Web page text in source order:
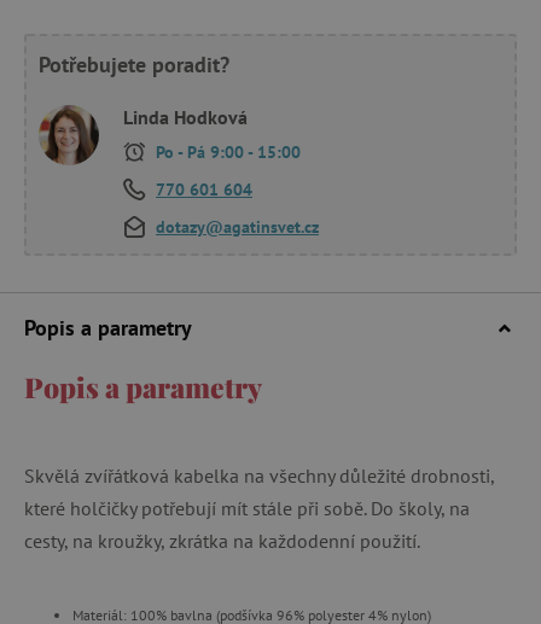
Potřebujete poradit?
Linda Hodková
Po - Pá 9:00 - 15:00
770 601 604
dotazy@agatinsvet.cz
Popis a parametry
Popis a parametry
Skvělá zvířátková kabelka na všechny důležité drobnosti,
které holčičky potřebují mít stále při sobě. Do školy, na
cesty, na kroužky, zkrátka na každodenní použití.
Materiál: 100% bavlna (podšívka 96% polyester 4% nylon)